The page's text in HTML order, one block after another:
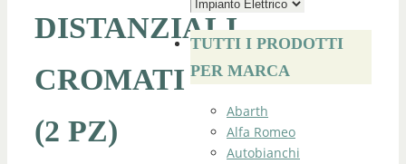
DISTANZIALI
CROMATI
(2 PZ)
TUTTI I PRODOTTI
PER MARCA
Abarth
Alfa Romeo
Autobianchi